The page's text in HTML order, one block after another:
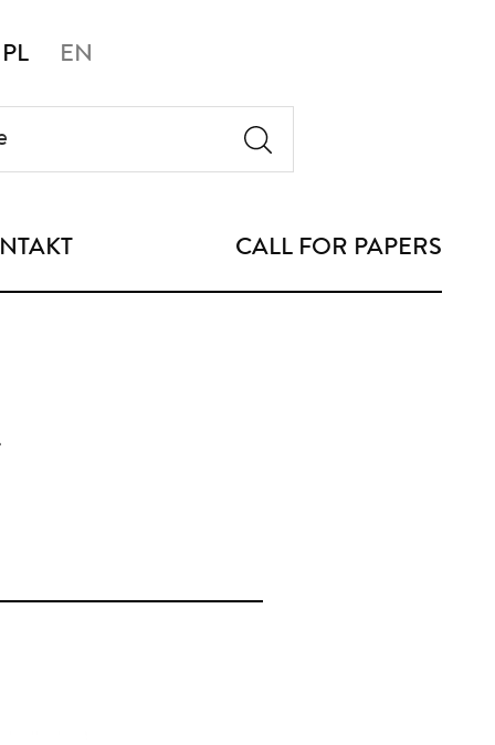
PL EN
CALL FOR PAPERS